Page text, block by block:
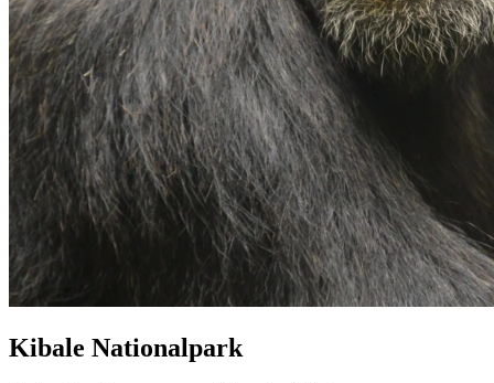
Kibale Nationalpark